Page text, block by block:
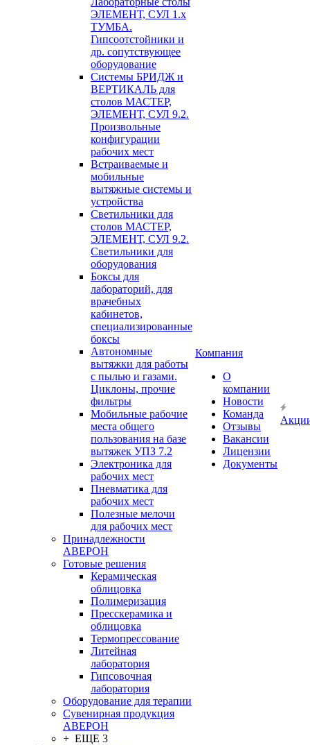
ЭЛЕМЕНТ, СУЛ 1.х
ТУМБА.
Гипсоотстойники и
др. сопутствующее
оборудование
Системы БРИДЖ и
ВЕРТИКАЛЬ для
столов МАСТЕР,
ЭЛЕМЕНТ, СУЛ 9.2.
Произвольные
конфигурации
рабочих мест
Встраиваемые и
мобильные
вытяжные системы и
устройства
Светильники для
столов МАСТЕР,
ЭЛЕМЕНТ, СУЛ 9.2.
Светильники для
оборудования
Боксы для
лабораторий, для
врачебных
кабинетов,
специализированные
боксы
Автономные
вытяжки для работы
с пылью и газами.
Циклоны, прочие
фильтры
Мобильные рабочие
места общего
пользования на базе
вытяжек УПЗ 7.2
Электроника для
рабочих мест
Пневматика для
рабочих мест
Полезные мелочи
для рабочих мест
Принадлежности
АВЕРОН
Готовые решения
Керамическая
облицовка
Полимеризация
Пресскерамика и
облицовка
Термопрессование
Литейная
лаборатория
Гипсовочная
лаборатория
Оборудование для терапии
Сувенирная продукция
АВЕРОН
+ ЕЩЕ 3
Компания
О
компании
Новости
Команда
Отзывы
Вакансии
Лицензии
Документы